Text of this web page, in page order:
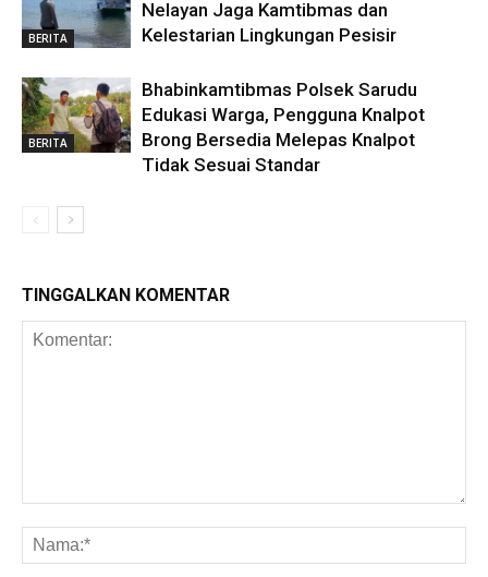
BERITA
Nelayan Jaga Kamtibmas dan
Kelestarian Lingkungan Pesisir
BERITA
Bhabinkamtibmas Polsek Sarudu
Edukasi Warga, Pengguna Knalpot
Brong Bersedia Melepas Knalpot
Tidak Sesuai Standar
TINGGALKAN KOMENTAR